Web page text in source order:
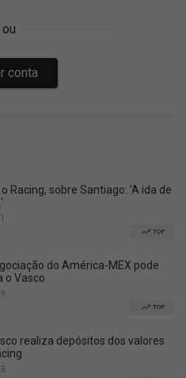
Racing, sobre Santiago: 'A ida de
TOP
do América-MEX pode
o Vasco
TOP
realiza depósitos dos valores